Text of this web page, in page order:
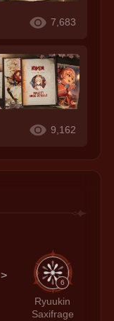
7,683
9,162
>
6
Ryuukin
Saxifrage